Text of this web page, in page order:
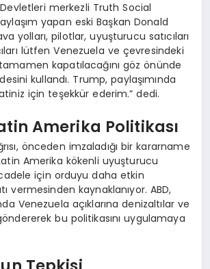
merkezli Truth Social
yapan eski Başkan Donald
yolları, pilotlar, uyuşturucu satıcıları
lütfen Venezuela ve çevresindeki
kapatılacağını göz önünde
kullandı. Trump, paylaşımında
için teşekkür ederim.” dedi.
Amerika Politikası
önceden imzaladığı bir kararname
Amerika kökenli uyuşturucu
için orduyu daha etkin
vermesinden kaynaklanıyor. ABD,
Venezuela açıklarına denizaltılar ve
bu politikasını uygulamaya